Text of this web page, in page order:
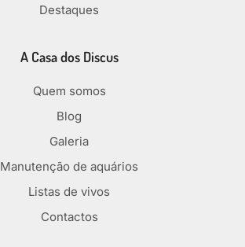
Destaques
A Casa dos Discus
Quem somos
Blog
Galeria
Manutenção de aquários
Listas de vivos
Contactos